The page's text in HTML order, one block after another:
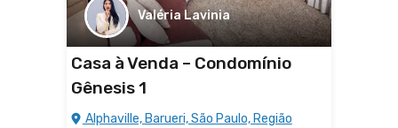
Valéria Lavinia
Casa à Venda – Condomínio
Gênesis 1
Alphaville, Barueri, São Paulo, Região